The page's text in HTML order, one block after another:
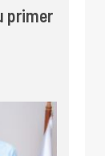
primer